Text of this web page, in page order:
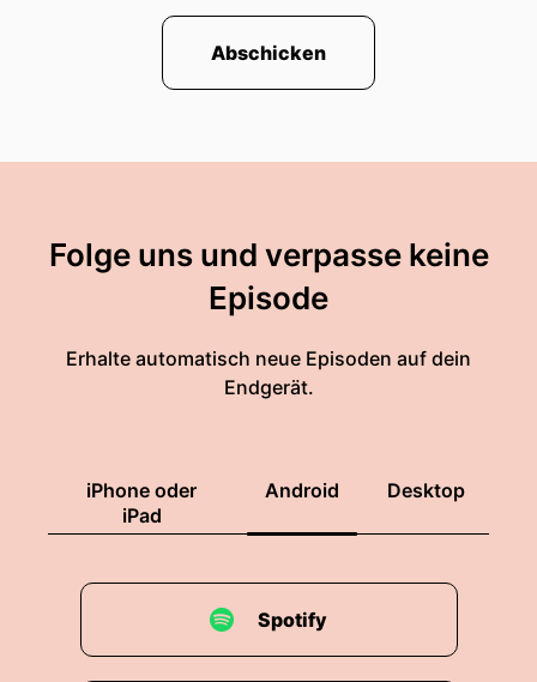
Abschicken
Folge uns und verpasse keine
Episode
Erhalte automatisch neue Episoden auf dein
Endgerät.
iPhone oder
iPad
Android Desktop
Spotify